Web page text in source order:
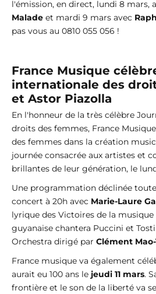
l'émission, en direct, lundi 8 mars,
Malade et mardi 9 mars avec
pas vous au 0810 055 056 !
France Musique
internationale des
et Astor Piazolla
En l'honneur de la très célèbre
droits des femmes, France
des femmes dans la création
journée consacrée aux artistes et
brillantes de leur génération, le
Une programmation déclinée
concert à 20h avec Marie-Laure
lyrique des Victoires de la musique
guyanaise chantera Puccini et
Orchestra dirigé par Clément
France musique va également
aurait eu 100 ans le jeudi 11 mars.
frontière et le son de la liberté va